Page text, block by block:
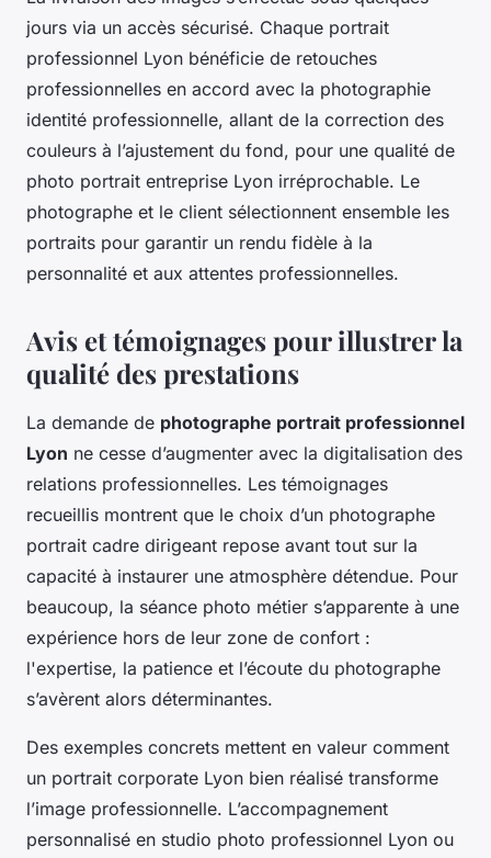
jours via un accès sécurisé. Chaque portrait
professionnel Lyon bénéficie de retouches
professionnelles en accord avec la photographie
identité professionnelle, allant de la correction des
couleurs à l’ajustement du fond, pour une qualité de
photo portrait entreprise Lyon irréprochable. Le
photographe et le client sélectionnent ensemble les
portraits pour garantir un rendu fidèle à la
personnalité et aux attentes professionnelles.
Avis et témoignages pour illustrer la
qualité des prestations
La demande de photographe portrait professionnel
Lyon ne cesse d’augmenter avec la digitalisation des
relations professionnelles. Les témoignages
recueillis montrent que le choix d’un photographe
portrait cadre dirigeant repose avant tout sur la
capacité à instaurer une atmosphère détendue. Pour
beaucoup, la séance photo métier s’apparente à une
expérience hors de leur zone de confort :
l'expertise, la patience et l’écoute du photographe
s’avèrent alors déterminantes.
Des exemples concrets mettent en valeur comment
un portrait corporate Lyon bien réalisé transforme
l’image professionnelle. L’accompagnement
personnalisé en studio photo professionnel Lyon ou